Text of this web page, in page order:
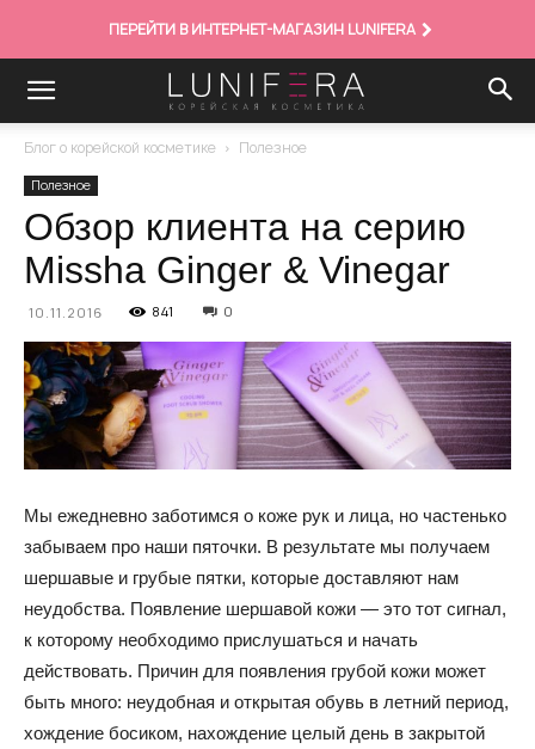
ПЕРЕЙТИ В ИНТЕРНЕТ-МАГАЗИН LUNIFERA
Блог о корейской косметике Полезное
Полезное
Обзор клиента на серию
Missha Ginger & Vinegar
10.11.2016 841 0
Мы ежедневно заботимся о коже рук и лица, но частенько
забываем про наши пяточки. В результате мы получаем
шершавые и грубые пятки, которые доставляют нам
неудобства. Появление шершавой кожи — это тот сигнал,
к которому необходимо прислушаться и начать
действовать. Причин для появления грубой кожи может
быть много: неудобная и открытая обувь в летний период,
хождение босиком, нахождение целый день в закрытой